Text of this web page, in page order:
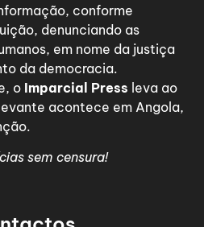
conforme
denunciando as
em nome da justiça
da democracia.
o Imparcial Press leva ao
acontece em Angola,
sem censura!